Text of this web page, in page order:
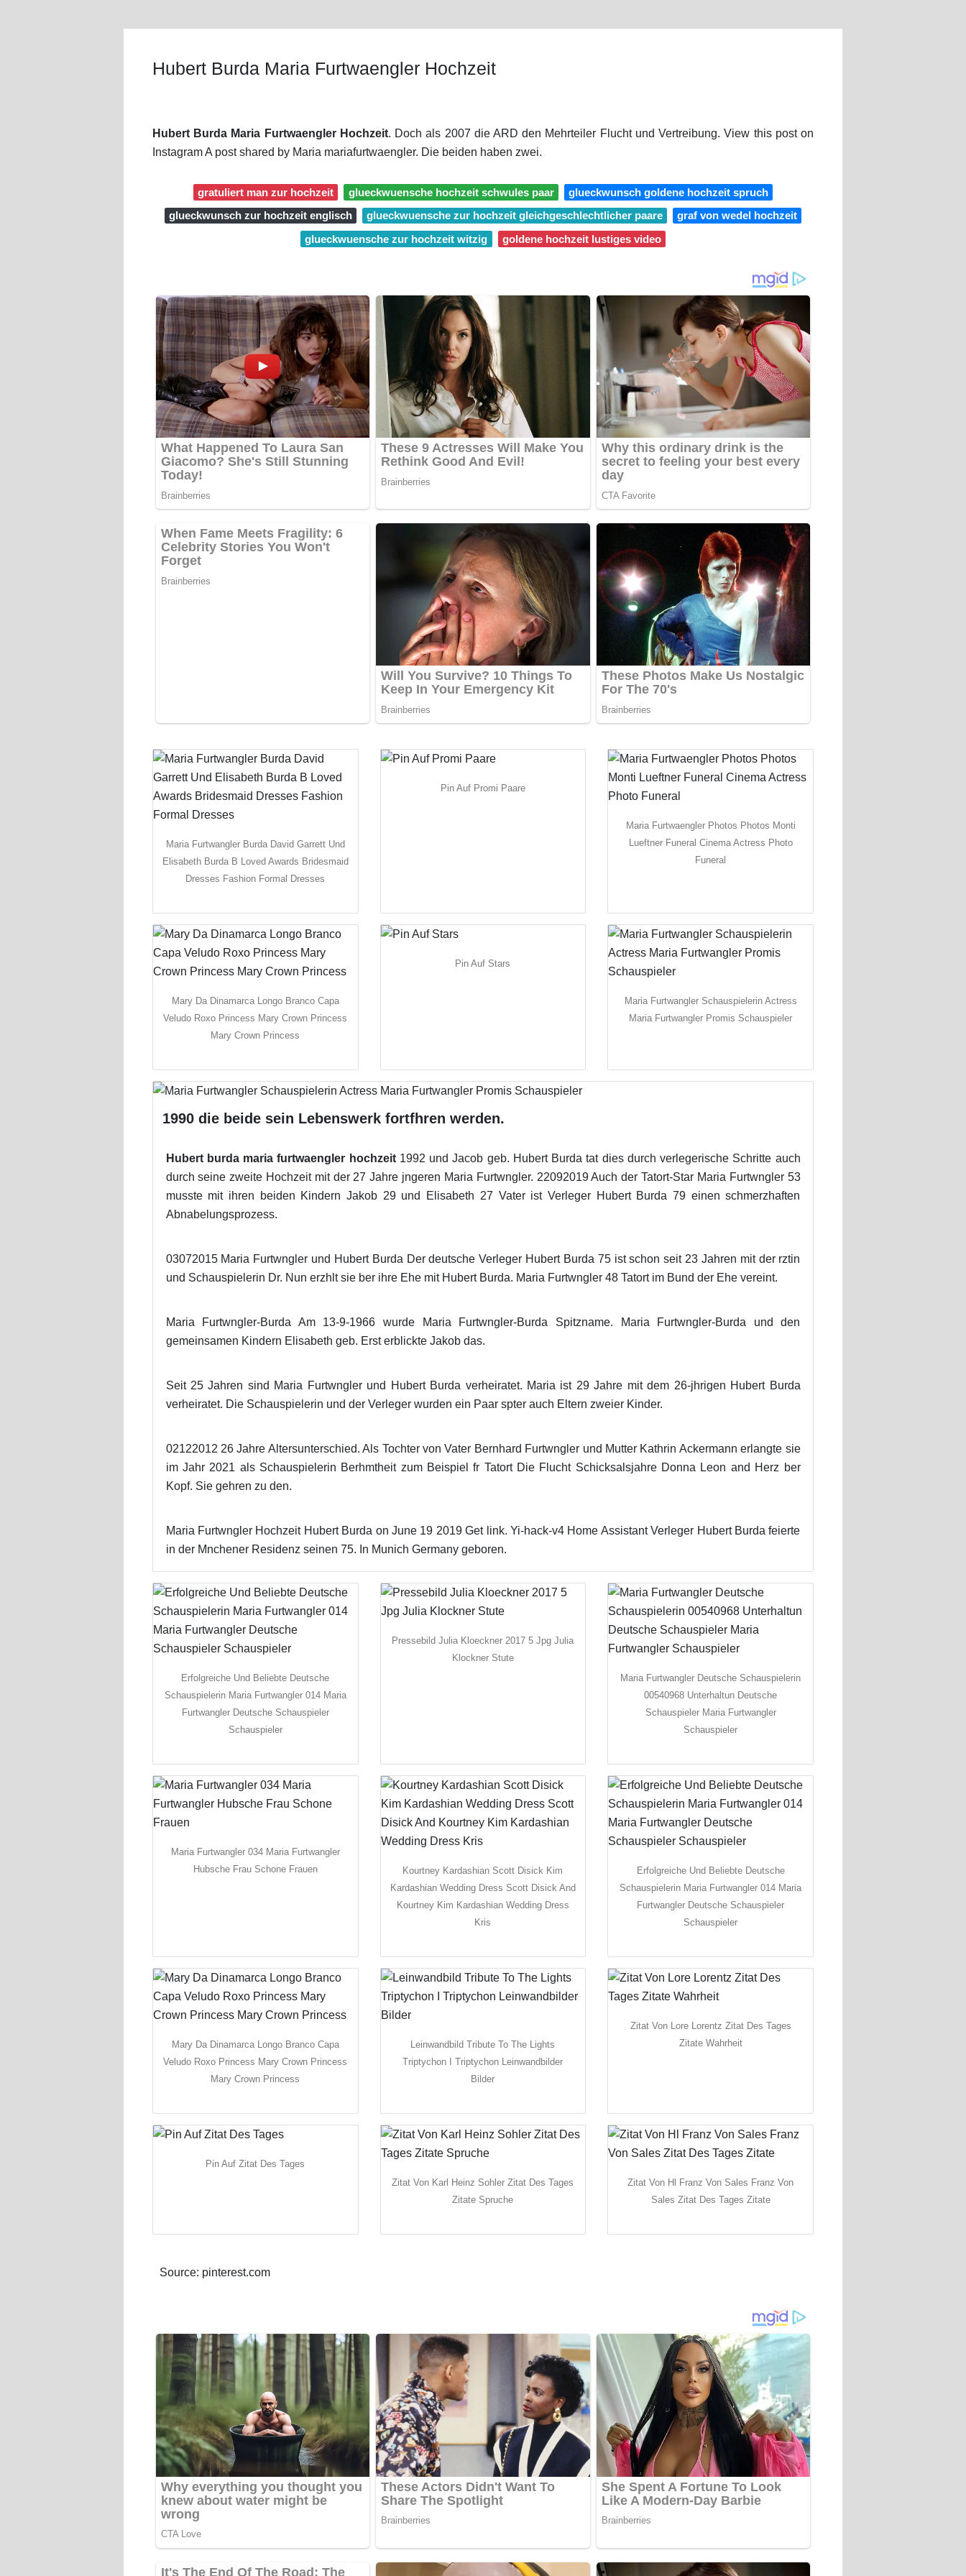
Hubert Burda Maria Furtwaengler Hochzeit
Hubert Burda Maria Furtwaengler Hochzeit. Doch als 2007 die ARD den Mehrteiler Flucht und Vertreibung. View this post on
Instagram A post shared by Maria mariafurtwaengler. Die beiden haben zwei.
gratuliert man zur hochzeit glueckwuensche hochzeit schwules paar
glueckwunsch goldene hochzeit spruch
glueckwunsch zur hochzeit englisch
glueckwuensche zur hochzeit gleichgeschlechtlicher paare
graf von wedel hochzeit
glueckwuensche zur hochzeit witzig
goldene hochzeit lustiges video
Maria Furtwangler Burda David Garrett Und
Elisabeth Burda B Loved Awards Bridesmaid
Dresses Fashion Formal Dresses
Pin Auf Promi Paare
Maria Furtwaengler Photos Photos Monti
Lueftner Funeral Cinema Actress Photo
Funeral
Mary Da Dinamarca Longo Branco Capa
Veludo Roxo Princess Mary Crown Princess
Mary Crown Princess
Pin Auf Stars
Maria Furtwangler Schauspielerin Actress
Maria Furtwangler Promis Schauspieler
1990 die beide sein Lebenswerk fortfhren werden.
Hubert burda maria furtwaengler hochzeit1992 und Jacob geb. Hubert Burda tat dies durch verlegerische Schritte auch
durch seine zweite Hochzeit mit der 27 Jahre jngeren Maria Furtwngler. 22092019 Auch der Tatort-Star Maria Furtwngler 53
musste mit ihren beiden Kindern Jakob 29 und Elisabeth 27 Vater ist Verleger Hubert Burda 79 einen schmerzhaften
Abnabelungsprozess.
03072015 Maria Furtwngler und Hubert Burda Der deutsche Verleger Hubert Burda 75 ist schon seit 23 Jahren mit der rztin
und Schauspielerin Dr. Nun erzhlt sie ber ihre Ehe mit Hubert Burda. Maria Furtwngler 48 Tatort im Bund der Ehe vereint.
Maria Furtwngler-Burda Am 13-9-1966 wurde Maria Furtwngler-Burda Spitzname. Maria Furtwngler-Burda und den
gemeinsamen Kindern Elisabeth geb. Erst erblickte Jakob das.
Seit 25 Jahren sind Maria Furtwngler und Hubert Burda verheiratet. Maria ist 29 Jahre mit dem 26-jhrigen Hubert Burda
verheiratet. Die Schauspielerin und der Verleger wurden ein Paar spter auch Eltern zweier Kinder.
02122012 26 Jahre Altersunterschied. Als Tochter von Vater Bernhard Furtwngler und Mutter Kathrin Ackermann erlangte sie
im Jahr 2021 als Schauspielerin Berhmtheit zum Beispiel fr Tatort Die Flucht Schicksalsjahre Donna Leon and Herz ber
Kopf. Sie gehren zu den.
Maria Furtwngler Hochzeit Hubert Burda on June 19 2019 Get link. Yi-hack-v4 Home Assistant Verleger Hubert Burda feierte
in der Mnchener Residenz seinen 75. In Munich Germany geboren.
Erfolgreiche Und Beliebte Deutsche
Schauspielerin Maria Furtwangler 014 Maria
Furtwangler Deutsche Schauspieler
Schauspieler
Pressebild Julia Kloeckner 2017 5 Jpg Julia
Klockner Stute
Maria Furtwangler Deutsche Schauspielerin
00540968 Unterhaltun Deutsche
Schauspieler Maria Furtwangler
Schauspieler
Maria Furtwangler 034 Maria Furtwangler
Hubsche Frau Schone Frauen
Kourtney Kardashian Scott Disick Kim
Kardashian Wedding Dress Scott Disick And
Kourtney Kim Kardashian Wedding Dress
Kris
Erfolgreiche Und Beliebte Deutsche
Schauspielerin Maria Furtwangler 014 Maria
Furtwangler Deutsche Schauspieler
Schauspieler
Mary Da Dinamarca Longo Branco Capa
Veludo Roxo Princess Mary Crown Princess
Mary Crown Princess
Leinwandbild Tribute To The Lights
Triptychon I Triptychon Leinwandbilder
Bilder
Zitat Von Lore Lorentz Zitat Des Tages
Zitate Wahrheit
Pin Auf Zitat Des Tages
Zitat Von Karl Heinz Sohler Zitat Des Tages
Zitate Spruche
Zitat Von Hl Franz Von Sales Franz Von
Sales Zitat Des Tages Zitate
Source: pinterest.com